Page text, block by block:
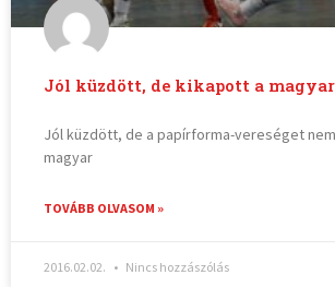
Jól küzdött, de kikapott a
Jól küzdött, de a papírforma-vereséget
magyar
TOVÁBB OLVASOM »
2016.02.02. Nincs hozzászólás